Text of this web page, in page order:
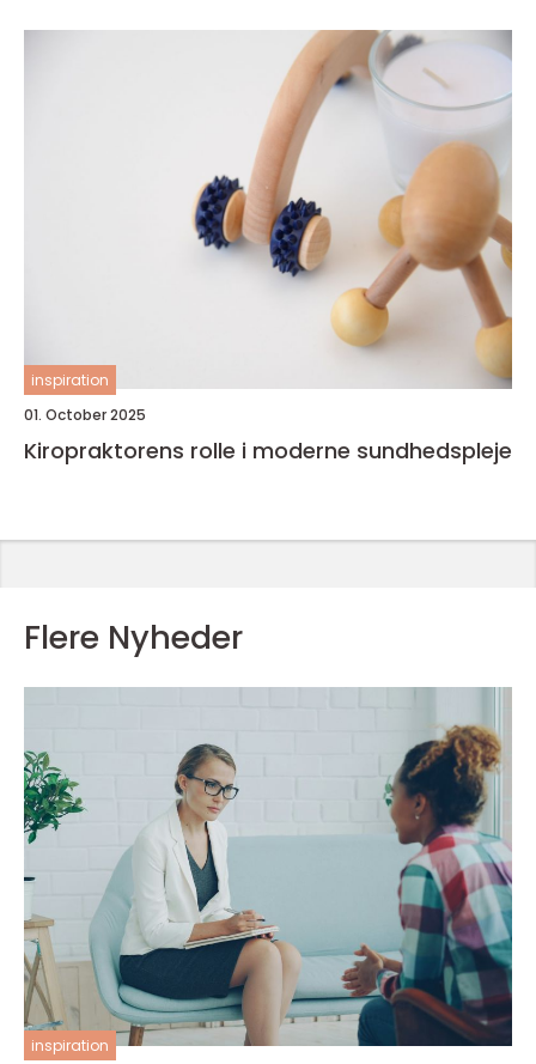
inspiration
01. October 2025
Kiropraktorens rolle i moderne sundhedspleje
Flere Nyheder
inspiration